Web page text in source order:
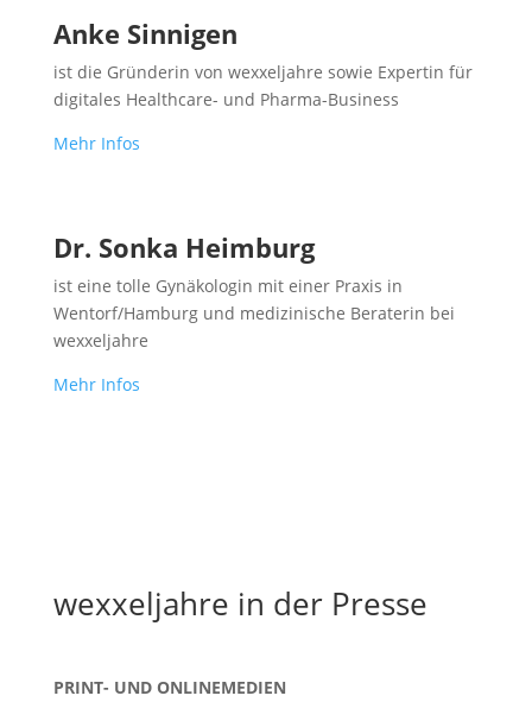
Anke Sinnigen
ist die Gründerin von wexxeljahre sowie Expertin für
digitales Healthcare- und Pharma-Business
Mehr Infos
Dr. Sonka Heimburg
ist eine tolle Gynäkologin mit einer Praxis in
Wentorf/Hamburg und medizinische Beraterin bei
wexxeljahre
Mehr Infos
wexxeljahre in der Presse
PRINT- UND ONLINEMEDIEN